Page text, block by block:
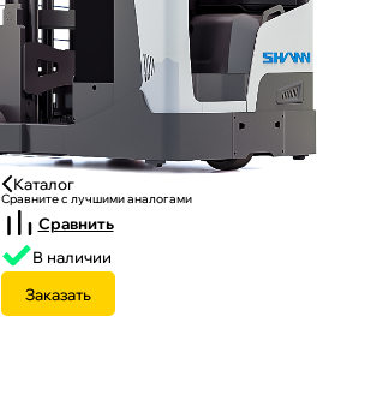
Каталог
Сравните с лучшими аналогами
Сравнить
В наличии
Заказать